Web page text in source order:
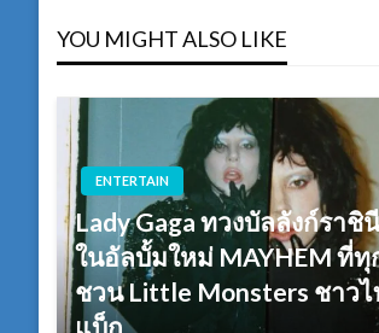
YOU MIGHT ALSO LIKE
ENTERTAIN
Lady Gaga ทวงบัลลังก์รา
ในอัลบั้มใหม่ MAYHEM ที่
ชวน Little Monsters ชาว
แบ็ก